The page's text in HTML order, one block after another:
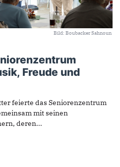
Bild: Boubacker Sahnoun
Freude und
feierte das Seniorenzentrum
mit seinen
deren...